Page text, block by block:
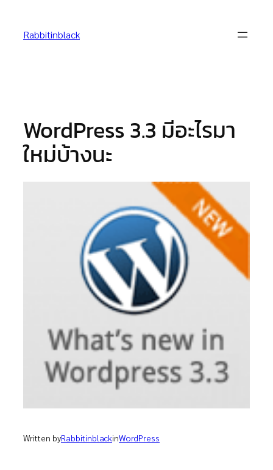
content
Rabbitinblack
WordPress 3.3 มีอะไรมา
ใหม่บ้างนะ
Written byRabbitinblackinWordPress